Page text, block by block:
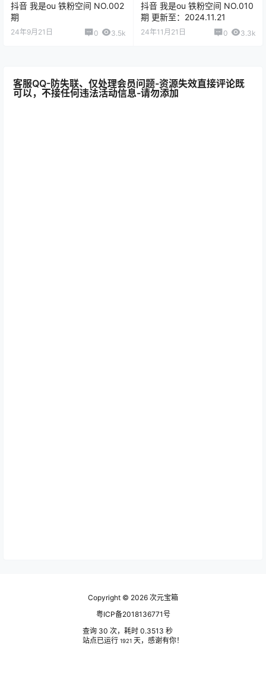
抖音 我是ou 铁粉空间 NO.002
期
24年9月21日 0 3.5k
抖音 我是ou 铁粉空间 NO.010
期 更新至：2024.11.21
24年11月21日 0 3.3k
客服QQ-防失联、仅处理会员问题-资源失效直接评论既
可以，不接任何违法活动信息-请勿添加
Copyright © 2026 次元宝箱
粤ICP备2018136771号
查询 30 次，耗时 0.3513 秒
站点已运行 1921 天，感谢有你！